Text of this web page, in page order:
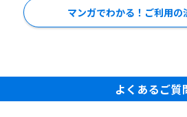
マンガでわかる！ご利用の
よくあるご質